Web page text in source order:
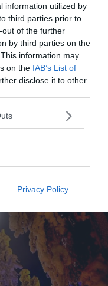
information utilized by
third parties prior to
of the further
by third parties on the
information may
on the IAB’s List of
disclose it to other
Privacy Policy
: les fêtes